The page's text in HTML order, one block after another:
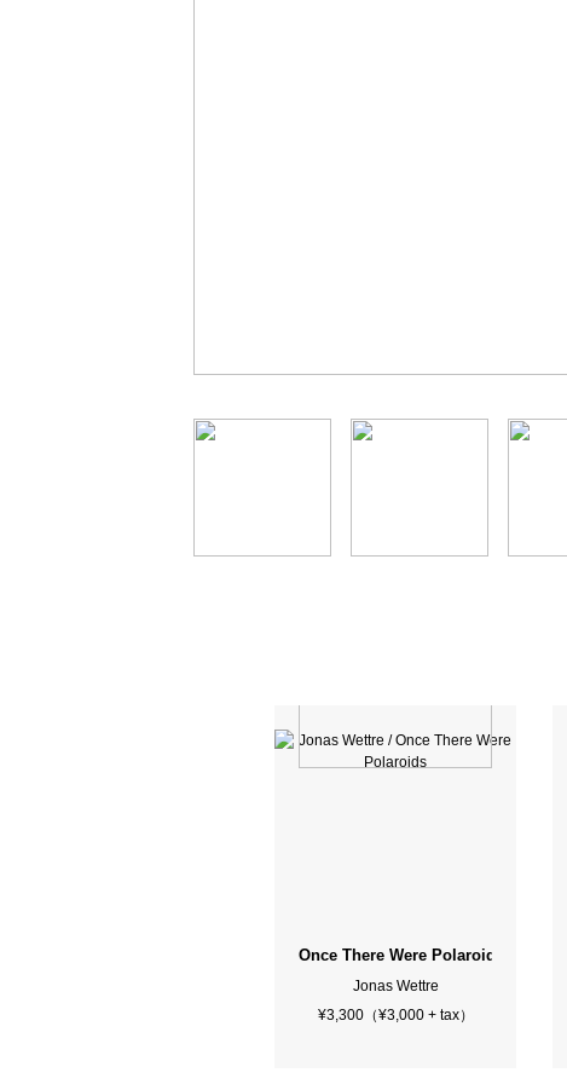
Once There Were Polaroids
Jonas Wettre
¥3,300（¥3,000 + tax）